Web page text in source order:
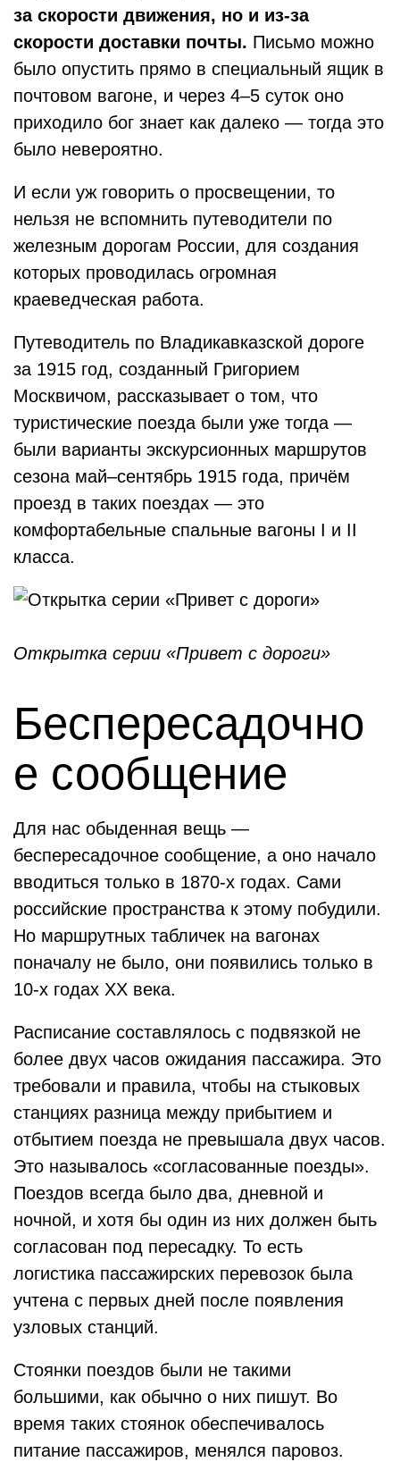
за скорости движения, но и из-за
скорости доставки почты. Письмо можно
было опустить прямо в специальный ящик в
почтовом вагоне, и через 4–5 суток оно
приходило бог знает как далеко — тогда это
было невероятно.
И если уж говорить о просвещении, то
нельзя не вспомнить путеводители по
железным дорогам России, для создания
которых проводилась огромная
краеведческая работа.
Путеводитель по Владикавказской дороге
за 1915 год, созданный Григорием
Москвичом, рассказывает о том, что
туристические поезда были уже тогда —
были варианты экскурсионных маршрутов
сезона май–сентябрь 1915 года, причём
проезд в таких поездах — это
комфортабельные спальные вагоны I и II
класса.
Открытка серии «Привет с дороги»
Беспересадочно
е сообщение
Для нас обыденная вещь —
беспересадочное сообщение, а оно начало
вводиться только в 1870-х годах. Сами
российские пространства к этому побудили.
Но маршрутных табличек на вагонах
поначалу не было, они появились только в
10-х годах ХХ века.
Расписание составлялось с подвязкой не
более двух часов ожидания пассажира. Это
требовали и правила, чтобы на стыковых
станциях разница между прибытием и
отбытием поезда не превышала двух часов.
Это называлось «согласованные поезды».
Поездов всегда было два, дневной и
ночной, и хотя бы один из них должен быть
согласован под пересадку. То есть
логистика пассажирских перевозок была
учтена с первых дней после появления
узловых станций.
Стоянки поездов были не такими
большими, как обычно о них пишут. Во
время таких стоянок обеспечивалось
питание пассажиров, менялся паровоз.